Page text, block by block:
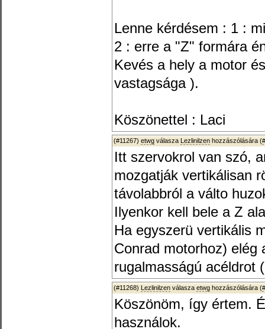
Lenne kérdésem : 1 :
2 : erre a "Z" formára
Kevés a hely a motor
vastagsága ).
Köszönettel : Laci
(#11267) etwg válasza Lezlinilzen hozzászólására (
Itt szervokrol van szó,
mozgatják vertikálisan
távolabbról a válto
Ilyenkor kell bele a Z
Ha egyszerü vertikális
Conrad motorhoz) elég
rugalmasságú acéldrot
(#11268) Lezlinilzen válasza etwg hozzászólására (
Köszönöm, így értem.
használok.